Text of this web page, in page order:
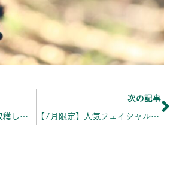
【春限定ヘッドスパ】収穫したてのラベンダー・デジタルデトックス
次の記事
【7月限定】人気フェイシャルが50%OFF！〜イブニングフェイシャルのお知らせ